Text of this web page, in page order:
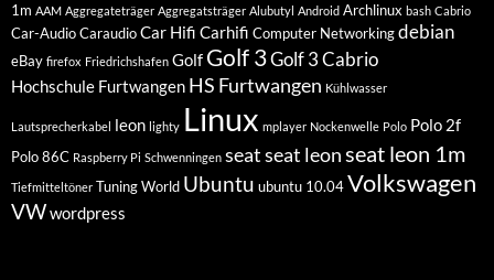
1m AAM Aggregateträger Aggregatsträger Alubutyl Android Archlinux bash Cabrio
Car-AudioCaraudioCar Hifi Carhifi Computer Networkingdebian
eBay firefox Friedrichshafen Golf Golf 3Golf 3 Cabrio
Hochschule Furtwangen HS Furtwangen Kühlwasser
Lautsprecherkabel leon lighty Linux mplayer Nockenwelle Polo Polo 2f
Polo 86C Raspberry Pi Schwenningen seatseat leonseat leon 1m
Tiefmitteltöner Tuning World Ubuntu ubuntu 10.04Volkswagen
VWwordpress